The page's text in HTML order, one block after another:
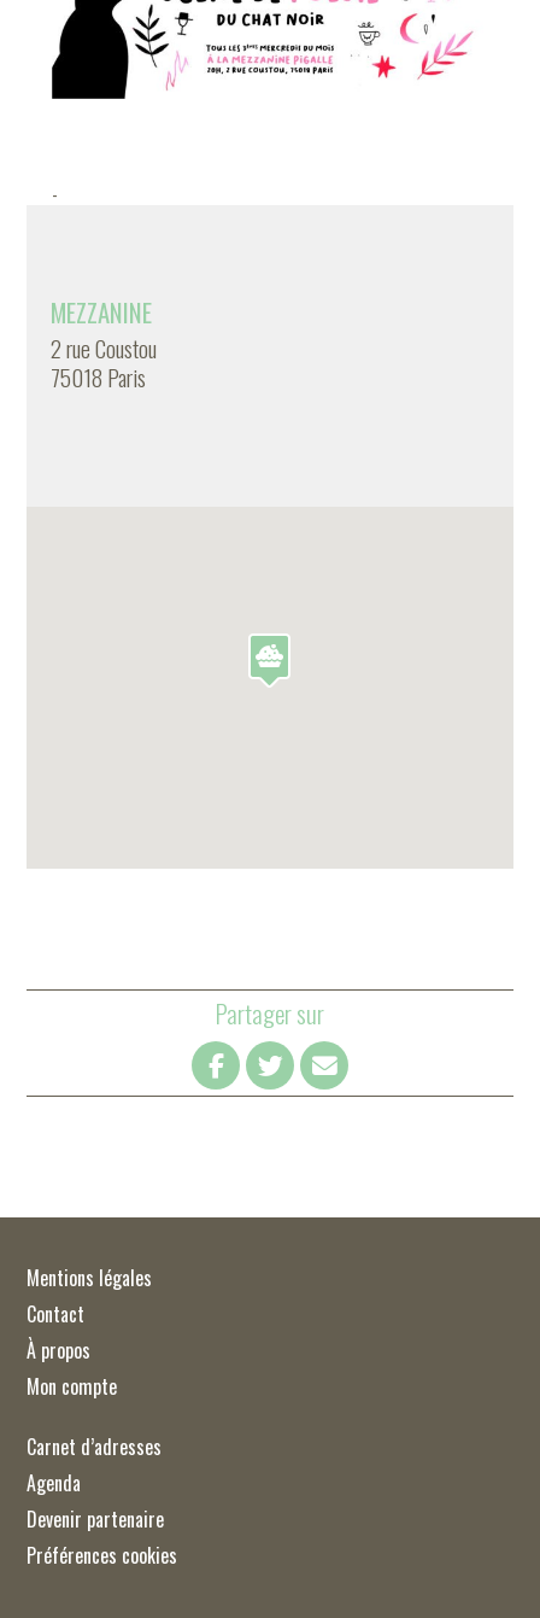
-
MEZZANINE
2 rue Coustou
75018 Paris
Partager sur
Mentions légales
Contact
À propos
Mon compte
Carnet d’adresses
Agenda
Devenir partenaire
Préférences cookies